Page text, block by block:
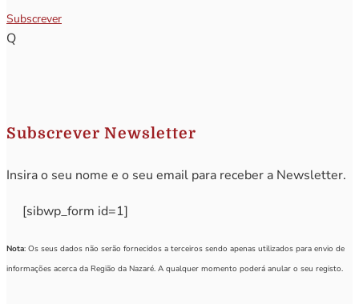
Subscrever
Q
Subscrever Newsletter
Insira o seu nome e o seu email para receber a Newsletter.
[sibwp_form id=1]
Nota: Os seus dados não serão fornecidos a terceiros sendo apenas utilizados para envio de
informações acerca da Região da Nazaré. A qualquer momento poderá anular o seu registo.